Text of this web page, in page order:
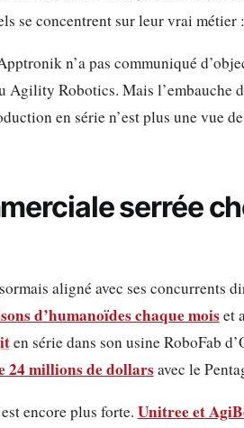
se concentrent sur leur vrai
n’a pas communiqué
Agility Robotics. Mais l’embauche
en série n’est plus une vue
serrée
aligné avec ses concurrents
d’humanoïdes chaque moiset
en série dans son usine RoboFab
24 millions de dollarsavec le
encore plus forte. Unitree et